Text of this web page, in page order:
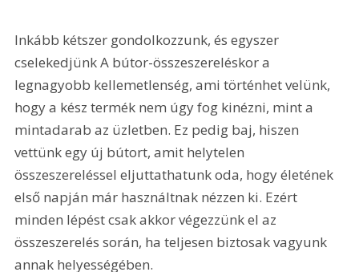
Inkább kétszer gondolkozzunk, és egyszer
cselekedjünk A bútor-összeszereléskor a
legnagyobb kellemetlenség, ami történhet velünk,
hogy a kész termék nem úgy fog kinézni, mint a
mintadarab az üzletben. Ez pedig baj, hiszen
vettünk egy új bútort, amit helytelen
összeszereléssel eljuttathatunk oda, hogy életének
első napján már használtnak nézzen ki. Ezért
minden lépést csak akkor végezzünk el az
összeszerelés során, ha teljesen biztosak vagyunk
annak helyességében.